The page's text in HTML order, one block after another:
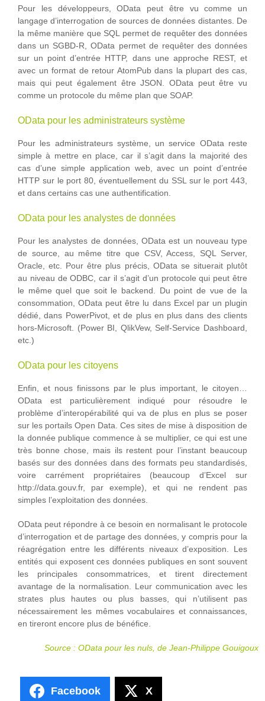
Pour les développeurs, OData peut être vu comme un
langage d’interrogation de sources de données distantes. De
la même manière que SQL permet de requêter des données
dans un SGBD-R, OData permet de requêter des données
sur un point d’entrée HTTP, dans une approche REST, et
avec un format de retour AtomPub dans la plupart des cas,
mais qui peut également être JSON. OData peut être vu
comme un protocole du même plan que SOAP.
OData pour les administrateurs système
Pour les administrateurs système, un service OData reste
simple à mettre en place, car il s’agit dans la majorité des
cas d’une simple application web, avec un point d’entrée
HTTP sur le port 80, éventuellement du SSL sur le port 443,
et dans certains cas une authentification.
OData pour les analystes de données
Pour les analystes de données, OData est un nouveau type
de source, au même titre que CSV, Access, SQL Server,
Oracle, etc. Pour être plus précis, OData se situerait plutôt
au niveau de ODBC, car il s’agit d’un protocole qui peut être
le même quel que soit le backend. Du point de vue de la
consommation, OData peut être lu dans Excel par un plugin
dédié, dans PowerPivot, et de plus en plus dans des clients
hors-Microsoft. (Power BI, QlikVew, Self-Service Dashboard,
etc.)
OData pour les citoyens
Enfin, et nous finissons par le plus important, le citoyen…
OData est particulièrement indiqué pour résoudre le
problème d’interopérabilité qui va de plus en plus se poser
sur les portails Open Data. Ces sites de mise à disposition de
la donnée publique commence à se multiplier, ce qui est une
très bonne chose, mais ils restent pour l’instant beaucoup
basés sur des données dans des formats peu standardisés,
voire carrément propriétaires (beaucoup d’Excel sur
http://data.gouv.fr, par exemple), et qui ne rendent pas
simples l’exploitation des données.
OData peut répondre à ce besoin en normalisant le protocole
d’interrogation et de partage des données, y compris pour la
réagrégation entre les différents niveaux d’exposition. Les
entités qui exposent ces données publiques en sont souvent
les principales consommatrices, et tirent directement
avantage de la normalisation. Leur communication avec les
strates plus hautes ou plus basses, qui n’utilisent pas
nécessairement les mêmes vocabulaires et connaissances,
en tireront encore plus de bénéfice.
Source : OData pour les nuls, de Jean-Philippe Gouigoux
Facebook X